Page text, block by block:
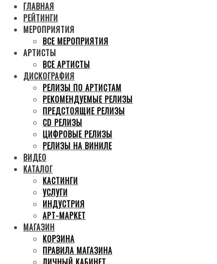
ГЛАВНАЯ
РЕЙТИНГИ
МЕРОПРИЯТИЯ
ВСЕ МЕРОПРИЯТИЯ
АРТИСТЫ
ВСЕ АРТИСТЫ
ДИСКОГРАФИЯ
РЕЛИЗЫ ПО АРТИСТАМ
РЕКОМЕНДУЕМЫЕ РЕЛИЗЫ
ПРЕДСТОЯЩИЕ РЕЛИЗЫ
CD РЕЛИЗЫ
ЦИФРОВЫЕ РЕЛИЗЫ
РЕЛИЗЫ НА ВИНИЛЕ
ВИДЕО
КАТАЛОГ
КАСТИНГИ
УСЛУГИ
ИНДУСТРИЯ
АРТ-МАРКЕТ
МАГАЗИН
КОРЗИНА
ПРАВИЛА МАГАЗИНА